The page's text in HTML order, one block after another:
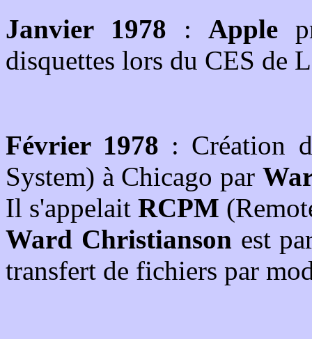
Janvier 1978 : Apple
disquettes lors du CES de
Février 1978 : Création
System) à Chicago par
Il s'appelait RCPM
Ward Christianson est
transfert de fichiers par